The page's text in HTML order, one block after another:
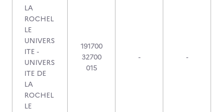
LA
ROCHEL
LE
UNIVERS
ITE -
UNIVERS
ITE DE
LA
ROCHEL
LE
191700
32700
015
- -